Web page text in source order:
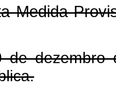
Medida
de dezembro